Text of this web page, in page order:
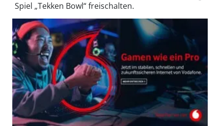
Spiel „Tekken Bowl“ freischalten.